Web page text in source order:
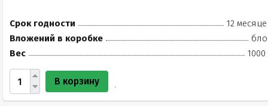
Срок годности
12
Вложений в коробке
Вес
1000
В корзину